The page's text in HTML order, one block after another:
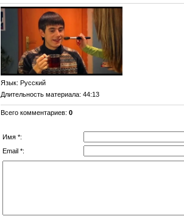
Язык: Русский
Длительность материала: 44:13
Всего комментариев: 0
Имя *:
Email *: